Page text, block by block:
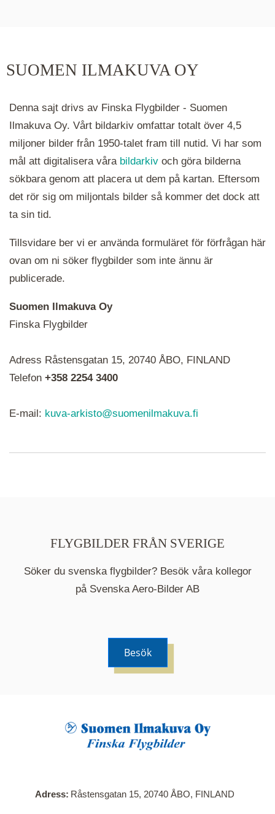
hålla ned ctrl-tangenten och scrolla.
ikoner är det en serie i varje. Utplacerade bilder
syns som nålar istället.
När du klickar på en serie så öppnas en ny flik.
Här visas en karta över bilder med kända
SUOMEN ILMAKUVA OY
Denna sajt drivs av Finska Flygbilder - Suomen
Ilmakuva Oy. Vårt bildarkiv omfattar totalt över 4,5
miljoner bilder från 1950-talet fram till nutid. Vi har som
mål att digitalisera våra bildarkiv och göra bilderna
sökbara genom att placera ut dem på kartan. Eftersom
det rör sig om miljontals bilder så kommer det dock att
ta sin tid.
Tillsvidare ber vi er använda formuläret för förfrågan här
ovan om ni söker flygbilder som inte ännu är
publicerade.
Suomen Ilmakuva Oy
Finska Flygbilder
Adress Råstensgatan 15, 20740 ÅBO, FINLAND
Telefon +358 2254 3400
E-mail: kuva-arkisto@suomenilmakuva.fi
FLYGBILDER FRÅN SVERIGE
Söker du svenska flygbilder? Besök våra kollegor
på Svenska Aero-Bilder AB
Besök
Adress Råstensgatan 15, 20740 ÅBO, FINLAND